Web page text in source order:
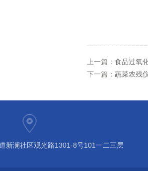
上一篇： 食品过氧
下一篇： 蔬菜农残
新澜社区观光路1301-8号101一二三层